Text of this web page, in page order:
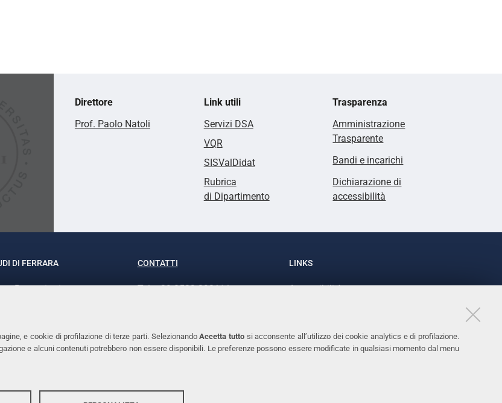
e cookie di profilazione di terze parti. SelezionandoAccetta tutto si acconsente all’utilizzo dei cookie analytics e di profilazione.
e alcuni contenuti potrebbero non essere disponibili. Le preferenze possono essere modificate in qualsiasi momento dal menu
Direttore
Prof. Paolo Natoli
Link utili
Servizi DSA
VQR
SISValDidat
Rubrica
di Dipartimento
Trasparenza
Amministrazione
Trasparente
Bandi e incarichi
Dichiarazione di
accessibilità
DI FERRARA
Ramaciotti
CONTATTI
Tel. +39 0532 293111
LINKS
Accessibilità
Cookies